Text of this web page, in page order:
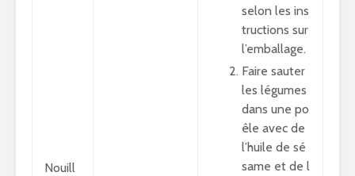
Nouill
selon les ins
tructions sur
l’emballage.
Faire sauter
les légumes
dans une po
êle avec de
l’huile de sé
same et de l